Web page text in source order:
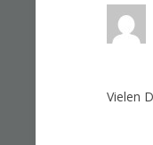
Vielen